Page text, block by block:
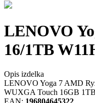
LENOVO
16/1TB
Opis izdelka
LENOVO Yoga 7 AMD
WUXGA Touch 16GB